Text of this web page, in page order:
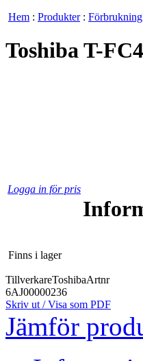
Hem : Produkter:
Toshiba T-
Logga in för pris
Finns i lager
TillverkareToshibaArtnr
6AJ00000236
Skriv ut / Visa som PDF
Jämför